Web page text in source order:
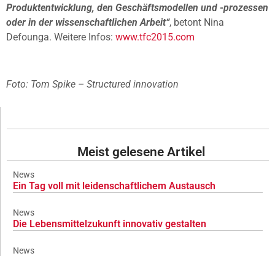
Produktentwicklung, den Geschäftsmodellen und -prozessen
oder in der wissenschaftlichen Arbeit“, betont Nina
Defounga. Weitere Infos: www.tfc2015.com
Foto: Tom Spike – Structured innovation
Meist gelesene Artikel
News
Ein Tag voll mit leidenschaftlichem Austausch
News
Die Lebensmittelzukunft innovativ gestalten
News